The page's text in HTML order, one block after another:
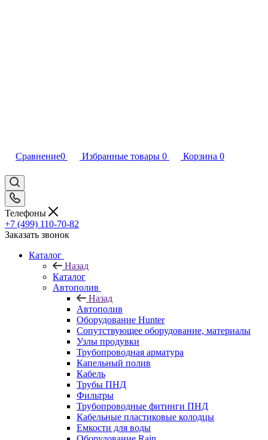
Сравнение0 Избранные товары 0 Корзина 0
Телефоны
+7 (499) 110-70-82
Заказать звонок
Каталог
Назад
Каталог
Автополив
Назад
Автополив
Оборудование Hunter
Сопутствующее оборудование, материалы
Узлы продувки
Трубопроводная арматура
Капельный полив
Кабель
Трубы ПНД
Фильтры
Трубопроводные фитинги ПНД
Кабельные пластиковые колодцы
Емкости для воды